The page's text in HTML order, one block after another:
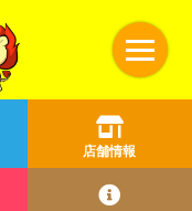
店舗情報